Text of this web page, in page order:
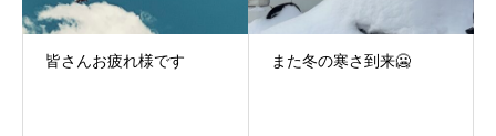
皆さんお疲れ様です また冬の寒さ到来🥶